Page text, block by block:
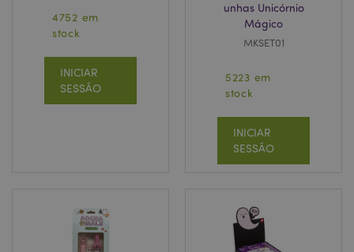
4752 em
stock
INICIAR
SESSÃO
unhas Unicórnio
Mágico
MKSET01
5223 em
stock
INICIAR
SESSÃO
Adobe Inc.
www.puckator.pt
_GRECAPTCHA
Google LLC
www.google.com